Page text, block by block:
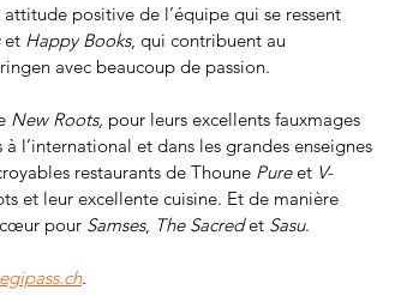
positive de l’équipe qui se ressent
et Happy Books, qui contribuent au
avec beaucoup de passion.
New Roots, pour leurs excellents fauxmages
l’international et dans les grandes enseignes
restaurants de Thoune Pure et V-
et leur excellente cuisine. Et de manière
cœur pour Samses, The Sacred et Sasu.
.